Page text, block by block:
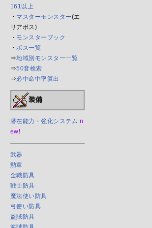
161以上
・ マスターモンスター(エ
リアボス)
・ モンスターブック
・ ボス一覧
⇒地域別モンスター一覧
⇒50音検索
⇒必中命中率算出
装備
潜在能力・強化システム n
ew!
武器
勲章
全職防具
戦士防具
魔法使い防具
弓使い防具
盗賊防具